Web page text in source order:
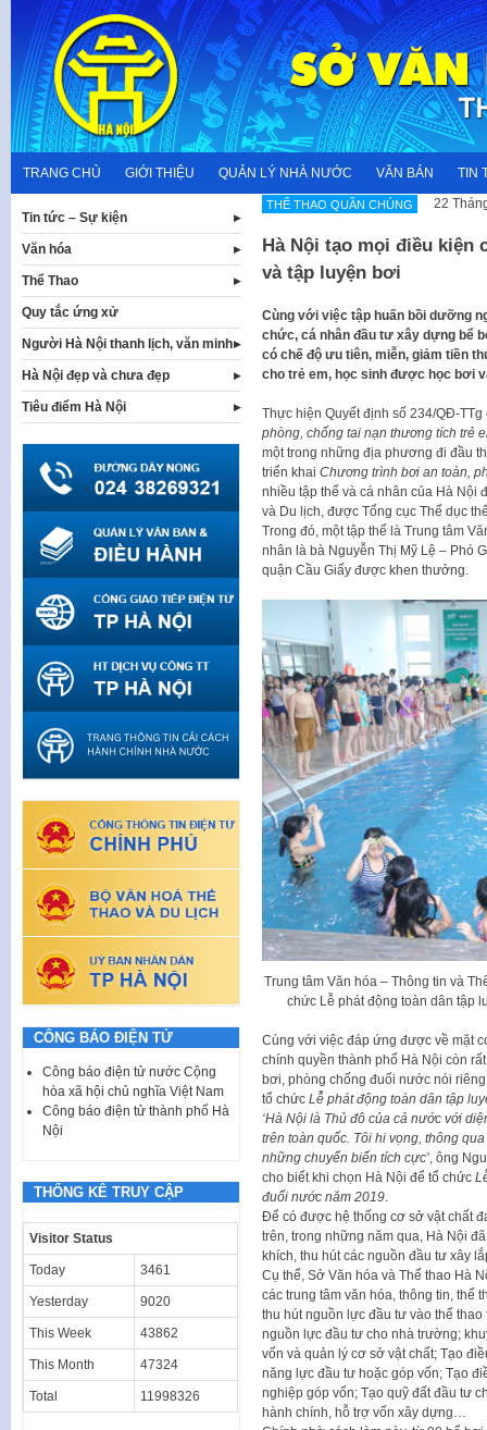
content
TRANG CHỦ GIỚI THIỆU QUẢN LÝ NHÀ NƯỚC VĂN BẢN TIN
THỂ THAO QUẦN CHÚNG 22
Hà Nội tạo mọi điều
và tập luyện bơi
Cùng với việc tập huấn bồi dưỡng
chức, cá nhân đầu tư xây dựng bể
có chế độ ưu tiên, miễn, giảm tiền
cho trẻ em, học sinh được học bơi
Thực hiện Quyết định số 234/QĐ-
phòng, chống tai nạn thương tích trẻ
một trong những địa phương đi đầu
triển khai Chương trình bơi an toàn,
nhiều tập thể và cá nhân của Hà Nội
và Du lịch, được Tổng cục Thể dục
Trong đó, một tập thể là Trung tâm
nhân là bà Nguyễn Thị Mỹ Lệ – Phó
quận Cầu Giấy được khen thưởng.
Trung tâm Văn hóa – Thông tin và
chức Lễ phát động toàn dân tập
Cùng với việc đáp ứng được về mặt
chính quyền thành phố Hà Nội còn
bơi, phòng chống đuối nước nói
tổ chứcLễ phát động toàn dân tập
‘Hà Nội là Thủ đô của cả nước với
trên toàn quốc. Tôi hi vọng, thông
những chuyển biến tích cực’, ông
cho biết khi chọn Hà Nội để tổ chức
đuối nước năm 2019.
Để có được hệ thống cơ sở vật chất
trên, trong những năm qua, Hà Nội
khích, thu hút các nguồn đầu tư xây
Cụ thể, Sở Văn hóa và Thể thao Hà
các trung tâm văn hóa, thông tin, thể
thu hút nguồn lực đầu tư vào thể
nguồn lực đầu tư cho nhà trường;
vốn và quản lý cơ sở vật chất; Tạo
năng lực đầu tư hoặc góp vốn; Tạo
nghiệp góp vốn; Tạo quỹ đất đầu tư
hành chính, hỗ trợ vốn xây dựng…
Tin tức – Sự kiện
Văn hóa
Thể Thao
Quy tắc ứng xử
Người Hà Nội thanh lịch, văn minh
Hà Nội đẹp và chưa đẹp
Tiêu điểm Hà Nội
CÔNG BÁO ĐIỆN TỬ
Công báo điện tử nước Cộng
hòa xã hội chủ nghĩa Việt Nam
Công báo điện tử thành phố Hà
Nội
THỐNG KÊ TRUY CẬP
Visitor Status
Today 3461
Yesterday 9020
This Week 43862
This Month 47324
Total 11998326